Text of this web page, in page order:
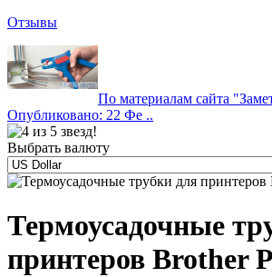
Отзывы
По материалам сайта
Опубликовано: 22 Фе ..
Выбрать валюту
Термоусадочные
принтеров Brother